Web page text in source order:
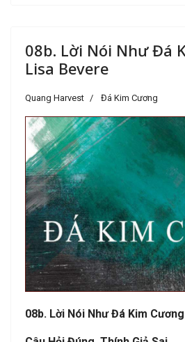
08b. Lời Nói Như Đá
Lisa Bevere
Quang Harvest Đá Kim Cương
08b. Lời Nói Như Đá Kim